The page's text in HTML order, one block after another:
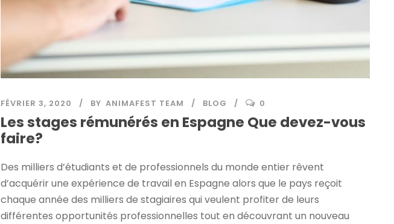
FÉVRIER 3, 2020 BY ANIMAFEST TEAM BLOG 0
Les stages rémunérés en Espagne Que devez-vous
faire?
Des milliers d’étudiants et de professionnels du monde entier rêvent
d’acquérir une expérience de travail en Espagne alors que le pays reçoit
chaque année des milliers de stagiaires qui veulent profiter de leurs
différentes opportunités professionnelles tout en découvrant un nouveau